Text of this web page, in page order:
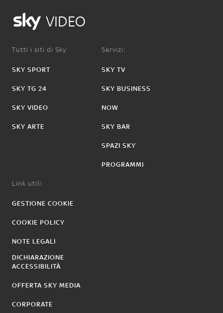
VIDEO
Tutti i siti di Sky:
SKY SPORT
SKY TG 24
SKY VIDEO
SKY ARTE
Servizi:
SKY TV
SKY BUSINESS
NOW
SKY BAR
SPAZI SKY
PROGRAMMI
Link utili:
GESTIONE COOKIE
COOKIE POLICY
NOTE LEGALI
DICHIARAZIONE
ACCESSIBILITÀ
OFFERTA SKY MEDIA
CORPORATE